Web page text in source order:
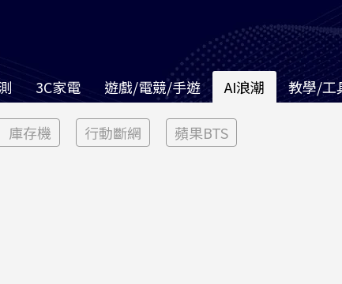
3C家電 遊戲/電競/手遊 AI浪潮 教學/工
庫存機 行動斷網 蘋果BTS